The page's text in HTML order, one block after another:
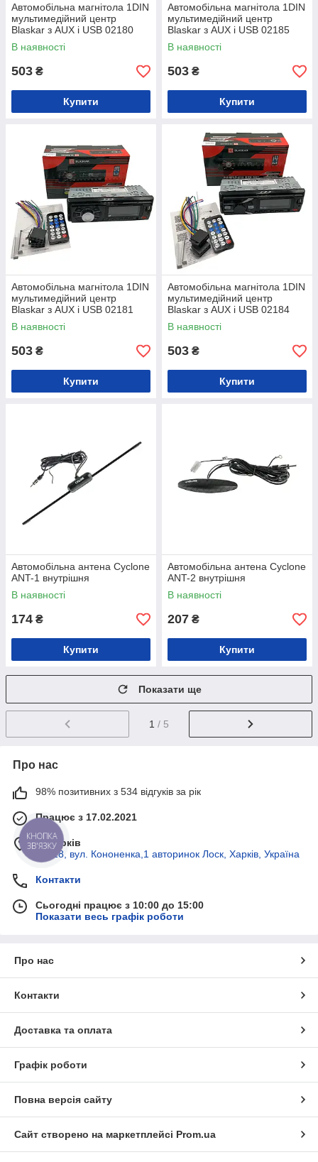
Автомобільна магнітола 1DIN
мультимедійний центр
Blaskar з AUX і USB 02180
В наявності
503 ₴
Купити
Автомобільна магнітола 1DIN
мультимедійний центр
Blaskar з AUX і USB 02185
В наявності
503 ₴
Купити
Автомобільна магнітола 1DIN
мультимедійний центр
Blaskar з AUX і USB 02181
В наявності
503 ₴
Купити
Автомобільна магнітола 1DIN
мультимедійний центр
Blaskar з AUX і USB 02184
В наявності
503 ₴
Купити
Автомобільна антена Cyclone
ANT-1 внутрішня
В наявності
174 ₴
Купити
Автомобільна антена Cyclone
ANT-2 внутрішня
В наявності
207 ₴
Купити
Показати ще
1 / 5
Про нас
98% позитивних з 534 відгуків за рік
Працює з 17.02.2021
м. Харків
62418, вул. Кононенка,1 авторинок Лоск, Харків, Україна
Контакти
Сьогодні працює з 10:00 до 15:00
Показати весь графік роботи
Про нас
Контакти
Доставка та оплата
Графік роботи
Повна версія сайту
Сайт створено на маркетплейсі Prom.ua
КНОПКА
ЗВ'ЯЗКУ